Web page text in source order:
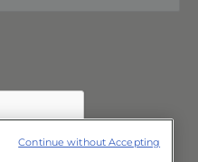
Continue without Accepting